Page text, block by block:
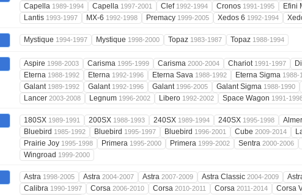
Capella 1989-1994 Capella 1997-2001 Clef 1992-1994 Cronos 1991-1995 Efini
Lantis 1993-1997 MX-6 1992-1998 Premacy 1999-2005 Xedos 6 1992-1994
Mystique 1994-1997 Mystique 1998-2000 Topaz 1983-1987 Topaz 1988-1994
Aspire 1998-2003 Carisma 1995-1999 Carisma 2000-2004 Chariot 1991-1997
Eterna 1988-1992 Eterna 1992-1996 Eterna Sava 1988-1992 Eterna Sigma 1988-
Galant 1989-1992 Galant 1992-1996 Galant 1996-2005 Galant Sigma 1988-1990
Lancer 2003-2008 Legnum 1996-2002 Libero 1992-2002 Space Wagon 1991-
180SX 1989-1991 200SX 1988-1993 240SX 1989-1994 240SX 1995-1998
Bluebird 1985-1992 Bluebird 1995-1997 Bluebird 1996-2001 Cube 2009-2014
Prairie Joy 1995-1998 Primera 1995-2000 Primera 1999-2002 Sentra 2000-2006
Wingroad 1999-2000
Astra 1998-2005 Astra 2004-2007 Astra 2007-2009 Astra Classic 2004-2009
Calibra 1990-1997 Corsa 2006-2010 Corsa 2010-2011 Corsa 2011-2014 Corsa